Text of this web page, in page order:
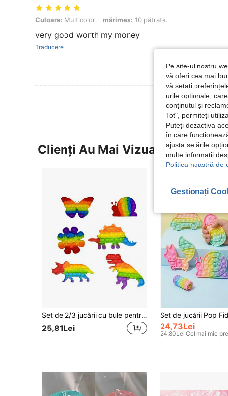
Culoare: Multicolor, mărimea: 10 pătrate.
Culoare: Multicolor mărimea: 10 pătrate.
very good worth my money
Traducere
Clienți Au Mai Vizualizat
Set de 2/3 jucării cu bule pentru degete, jucării cu bule din silicon curcubeu, cadou de ziua de naștere, umplutură pentru ouă de Paște, cadou de Crăciun, copii cu autism care învață franceza cu presă de bule jucării senzoriale
25,81Lei 24,73Lei
24,80LeiCel mai mic
Pe site-ul nostru
vă oferi cea mai
vă setați
urile opționale,
conținutul și
Tot", permiteți
Puteți dezactiva
în care
ajusta setările
multe informații
Politica noastră de
Gestionați